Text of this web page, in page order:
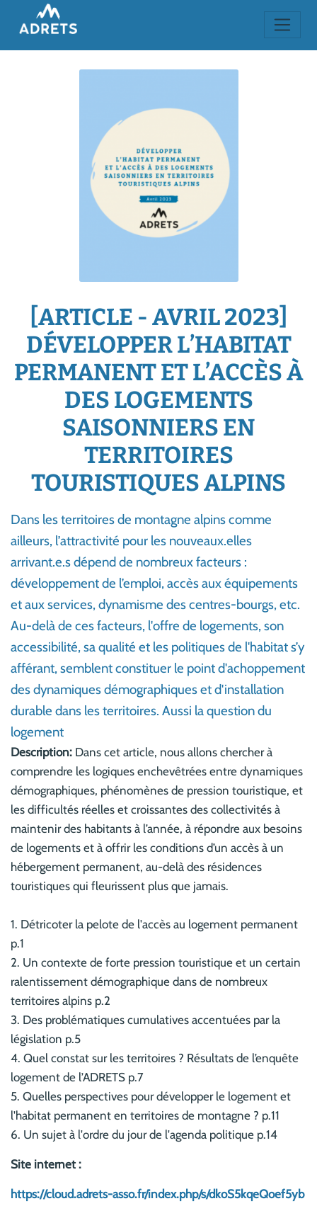
[ARTICLE - AVRIL 2023]
DÉVELOPPER L’HABITAT
PERMANENT ET L’ACCÈS À
DES LOGEMENTS
SAISONNIERS EN
TERRITOIRES
TOURISTIQUES ALPINS
Dans les territoires de montagne alpins comme
ailleurs, l’attractivité pour les nouveaux.elles
arrivant.e.s dépend de nombreux facteurs :
développement de l’emploi, accès aux équipements
et aux services, dynamisme des centres-bourgs, etc.
Au-delà de ces facteurs, l'offre de logements, son
accessibilité, sa qualité et les politiques de l'habitat s’y
afférant, semblent constituer le point d'achoppement
des dynamiques démographiques et d'installation
durable dans les territoires. Aussi la question du
logement
Description: Dans cet article, nous allons chercher à
comprendre les logiques enchevêtrées entre dynamiques
démographiques, phénomènes de pression touristique, et
les difficultés réelles et croissantes des collectivités à
maintenir des habitants à l’année, à répondre aux besoins
de logements et à offrir les conditions d’un accès à un
hébergement permanent, au-delà des résidences
touristiques qui fleurissent plus que jamais.
1. Détricoter la pelote de l'accès au logement permanent
p.1
2. Un contexte de forte pression touristique et un certain
ralentissement démographique dans de nombreux
territoires alpins p.2
3. Des problématiques cumulatives accentuées par la
législation p.5
4. Quel constat sur les territoires ? Résultats de l’enquête
logement de l’ADRETS p.7
5. Quelles perspectives pour développer le logement et
l'habitat permanent en territoires de montagne ? p.11
6. Un sujet à l'ordre du jour de l'agenda politique p.14
Site internet :
https://cloud.adrets-asso.fr/index.php/s/dkoS5kqeQoef5yb